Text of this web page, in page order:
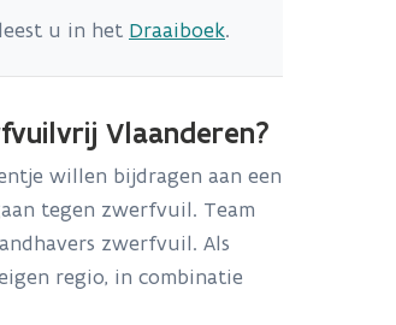
u in het Draaiboek.
Vlaanderen?
willen bijdragen aan een
tegen zwerfvuil. Team
zwerfvuil. Als
regio, in combinatie